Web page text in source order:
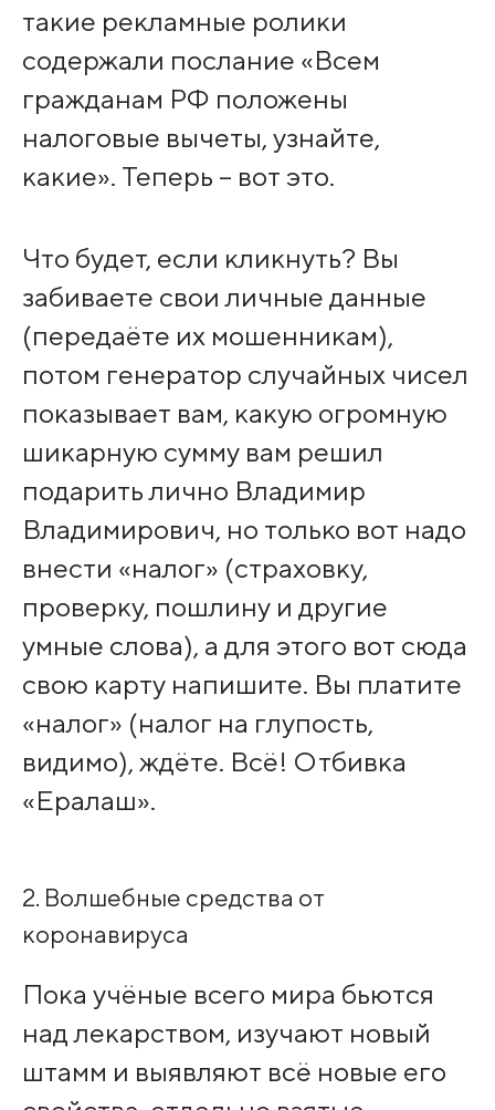
такие рекламные ролики
содержали послание «Всем
гражданам РФ положены
налоговые вычеты, узнайте,
какие». Теперь – вот это.
Что будет, если кликнуть? Вы
забиваете свои личные данные
(передаёте их мошенникам),
потом генератор случайных чисел
показывает вам, какую огромную
шикарную сумму вам решил
подарить лично Владимир
Владимирович, но только вот надо
внести «налог» (страховку,
проверку, пошлину и другие
умные слова), а для этого вот сюда
свою карту напишите. Вы платите
«налог» (налог на глупость,
видимо), ждёте. Всё! Отбивка
«Ералаш».
2. Волшебные средства от
коронавируса
Пока учёные всего мира бьются
над лекарством, изучают новый
штамм и выявляют всё новые его